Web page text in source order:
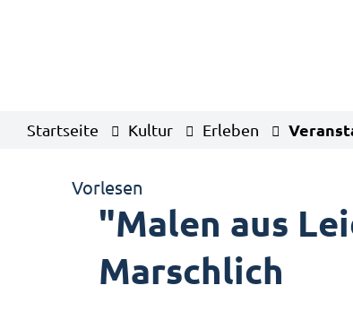
Startseite Kultur Erleben
Vorlesen
"Malen aus
Marschlich